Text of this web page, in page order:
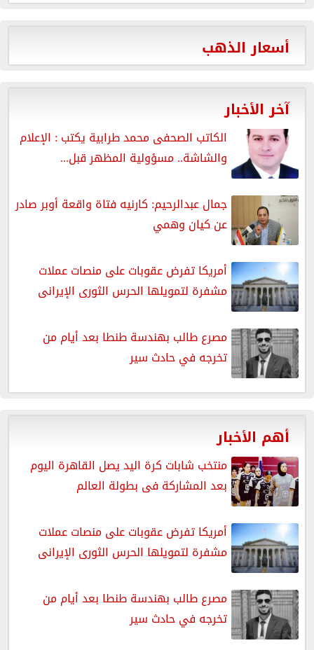
أسعار الذهب
آخر الأخبار
الكاتب الصحفى محمد طرابية يكتب : الإعلام
والشاشة.. مسؤولية المظهر قبل...
جمال عبدالرحيم: كارنيه فتاة واقعة أوبر صادر
عن كيان وهمي
أمريكا تفرض عقوبات على منصات عملات
مشفرة لتمويلها الحرس الثورى الإيرانى
مصرع طالب بهندسة طنطا بعد أيام من
تخرجه في حادث سير
أهم الأخبار
منتخب شابات كرة اليد يصل القاهرة اليوم
بعد المشاركة فى بطولة العالم
أمريكا تفرض عقوبات على منصات عملات
مشفرة لتمويلها الحرس الثورى الإيرانى
مصرع طالب بهندسة طنطا بعد أيام من
تخرجه في حادث سير